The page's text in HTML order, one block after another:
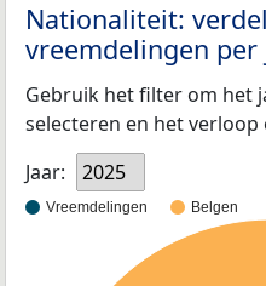
Nationaliteit:
vreemdelingen per
Gebruik het filter om het
selecteren en het
Jaar:
2025
Vreemdelingen Belgen